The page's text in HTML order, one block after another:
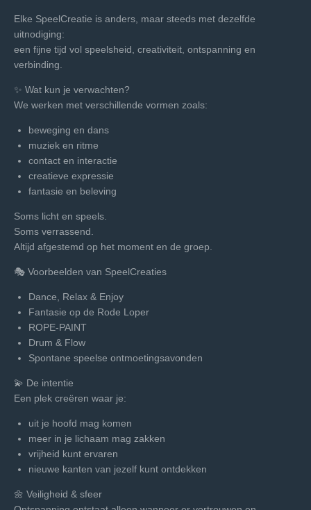
Elke SpeelCreatie is anders, maar steeds met dezelfde
uitnodiging:
een fijne tijd vol speelsheid, creativiteit, ontspanning en
verbinding.
✨ Wat kun je verwachten?
We werken met verschillende vormen zoals:
beweging en dans
muziek en ritme
contact en interactie
creatieve expressie
fantasie en beleving
Soms licht en speels.
Soms verrassend.
Altijd afgestemd op het moment en de groep.
🎭 Voorbeelden van SpeelCreaties
Dance, Relax & Enjoy
Fantasie op de Rode Loper
ROPE-PAINT
Drum & Flow
Spontane speelse ontmoetingsavonden
💫 De intentie
Een plek creëren waar je:
uit je hoofd mag komen
meer in je lichaam mag zakken
vrijheid kunt ervaren
nieuwe kanten van jezelf kunt ontdekken
🌼 Veiligheid & sfeer